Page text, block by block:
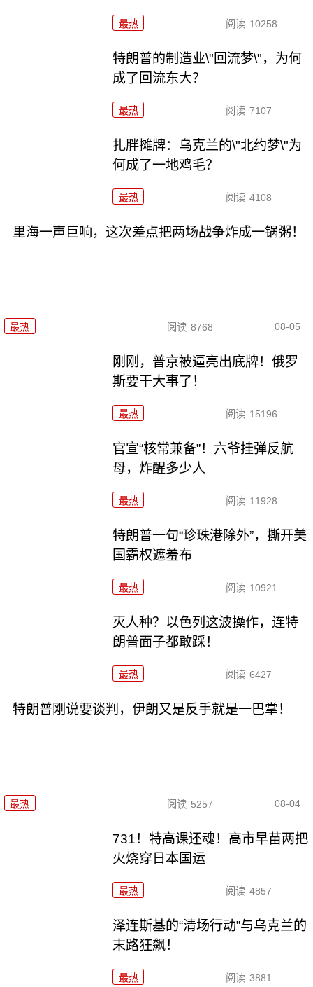
最热 阅读 10258
特朗普的制造业\"回流梦\"，为何
成了回流东大？
最热 阅读 7107
扎胖摊牌：乌克兰的\"北约梦\"为
何成了一地鸡毛？
最热 阅读 4108
里海一声巨响，这次差点把两场战争炸成一锅粥！
最热 阅读 8768 08-05
刚刚，普京被逼亮出底牌！俄罗
斯要干大事了！
最热 阅读 15196
官宣“核常兼备”！六爷挂弹反航
母，炸醒多少人
最热 阅读 11928
特朗普一句“珍珠港除外”，撕开美
国霸权遮羞布
最热 阅读 10921
灭人种？以色列这波操作，连特
朗普面子都敢踩！
最热 阅读 6427
特朗普刚说要谈判，伊朗又是反手就是一巴掌！
最热 阅读 5257 08-04
731！特高课还魂！高市早苗两把
火烧穿日本国运
最热 阅读 4857
泽连斯基的“清场行动”与乌克兰的
末路狂飙！
最热 阅读 3881